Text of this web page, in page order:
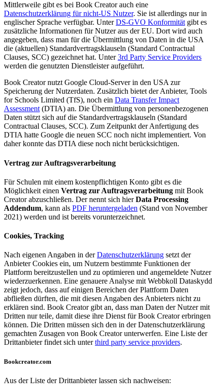
Mittlerweile gibt es bei Book Creator auch eine
Datenschutzerklärung für nicht-US Nutzer. Sie ist allerdings nur in
englischer Sprache verfügbar. UnterDS-GVO Konformität gibt es
zusätzliche Informationen für Nutzer aus der EU. Dort wird auch
angegeben, dass man für die Übermittlung von Daten in die USA
die (aktuellen) Standardvertragsklauseln (Standard Contractual
Clauses, SCC) gezeichnet hat. Unter3rd Party Service Providers
werden die genutzten Dienstleister aufgeführt.
Book Creator nutzt Google Cloud-Server in den USA zur
Speicherung der Nutzerdaten. Zusätzlich bietet der Anbieter, Tools
for Schools Limited (TfS), noch ein Data Transfer Impact
Assessment (DTIA) an. Die Übermittlung von personenbezogenen
Daten stützt sich auf die Standardvertragsklauseln (Standard
Contractual Clauses, SCC). Zum Zeitpunkt der Anfertigung des
DTIA hatte Google die neuen SCC noch nicht implementiert. Von
daher konnte das DTIA diese noch nicht berücksichtigen.
Vertrag zur Auftragsverarbeitung
Für Schulen mit einem kostenpflichtigen Konto gibt es die
Möglichkeit einen Vertrag zur Auftragsverarbeitung mit Book
Creator abzuschließen. Der nennt sich hierData Processing
Addendum, kann als PDF heruntergeladen (Stand von November
2021) werden und ist bereits vorunterzeichnet.
Cookies, Tracking
Nach eigenen Angaben in derDatenschutzerklärung setzt der
Anbieter Cookies ein, um Nutzern bestimmte Funktionen der
Plattform bereitzustellen und zu optimieren und angemeldete Nutzer
wiederzuerkennen. Eine genauere Analyse mit Webbkoll Dataskydd
zeigt jedoch, dass auf einigen Bereichen der Plattform Daten
abfließen dürften, die mit diesen Angaben des Anbieters nicht zu
erklären sind. Book Creator gibt an, dass man Daten der Nutzer mit
Dritten nur teile, damit diese ihre Dienst für Book Creator erbringen
können. Die Dritten müssen sich den in der Datenschutzerklärung
gemachten Zusagen von Book Creator unterwerfen. Eine Liste der
Drittanbieter findet sich unterthird party service providers.
Bookcreator.com
Aus der Liste der Drittanbieter lassen sich nachweisen: